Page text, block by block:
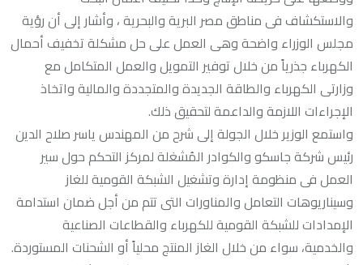
والاستكشاف فى مناطق مصر البرية والبحرية ، وأشار إلى أن رؤية
مجلس الوزراء واضحة وهى العمل على حل مشكلة تخفيف أحمال
الكهرباء جذرياً من خلال توفير التمويل والعمل المتكامل مع
وزارتى الكهرباء والطاقة الجديدة والمتجددة والمالية واتخاذ
الإجراءات اللازمة والداعمة لتحقيق ذلك.
واستمع الوزير خلال الجولة إلى شرح من المهندس ياسر صلاح الدين
رئيس شركة جاسكو والكوادر المُشغلة لمركز التحكم حول سير
العمل فى منظومة إدارة وتشغيل الشبكة القومية للغاز
وسيناريوهات التعامل والمناورات التى تتم من أجل ضمان استدامة
الإمدادات للشبكة القومية للكهرباء والقطاعات الصناعية
والخدمية، سواء من خلال الغاز المنتج محلياً أو الشحنات المستوردة.